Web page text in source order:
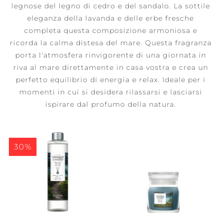
legnose del legno di cedro e del sandalo. La sottile
eleganza della lavanda e delle erbe fresche
completa questa composizione armoniosa e
ricorda la calma distesa del mare. Questa fragranza
porta l'atmosfera rinvigorente di una giornata in
riva al mare direttamente in casa vostra e crea un
perfetto equilibrio di energia e relax. Ideale per i
momenti in cui si desidera rilassarsi e lasciarsi
ispirare dal profumo della natura.
30%